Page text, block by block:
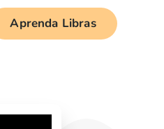
Aprenda Libras